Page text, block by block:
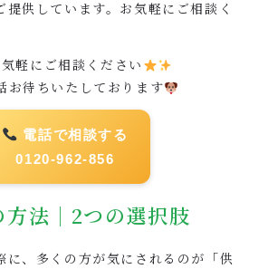
提供しています。お気軽にご相談く
軽にご相談ください
お待ちいたしております
電話で相談する
0120-962-856
法｜2つの選択肢
に、多くの方が気にされるのが「供